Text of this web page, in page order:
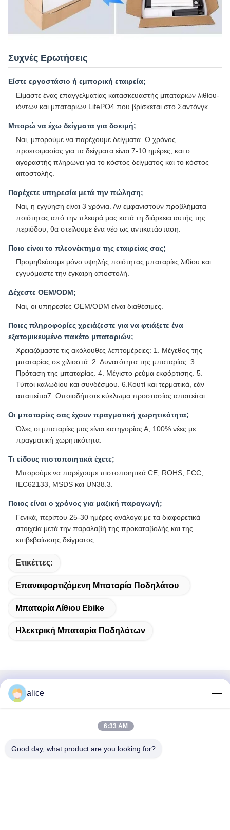
Συχνές Ερωτήσεις
Είστε εργοστάσιο ή εμπορική εταιρεία;
Είμαστε ένας επαγγελματίας κατασκευαστής μπαταριών λιθίου-
ιόντων και μπαταριών LifePO4 που βρίσκεται στο Σαντόνγκ.
Μπορώ να έχω δείγματα για δοκιμή;
Ναι, μπορούμε να παρέχουμε δείγματα. Ο χρόνος
προετοιμασίας για τα δείγματα είναι 7-10 ημέρες, και ο
αγοραστής πληρώνει για το κόστος δείγματος και το κόστος
αποστολής.
Παρέχετε υπηρεσία μετά την πώληση;
Ναι, η εγγύηση είναι 3 χρόνια. Αν εμφανιστούν προβλήματα
ποιότητας από την πλευρά μας κατά τη διάρκεια αυτής της
περιόδου, θα στείλουμε ένα νέο ως αντικατάσταση.
Ποιο είναι το πλεονέκτημα της εταιρείας σας;
Προμηθεύουμε μόνο υψηλής ποιότητας μπαταρίες λιθίου και
εγγυόμαστε την έγκαιρη αποστολή.
Δέχεστε OEM/ODM;
Ναι, οι υπηρεσίες OEM/ODM είναι διαθέσιμες.
Ποιες πληροφορίες χρειάζεστε για να φτιάξετε ένα
εξατομικευμένο πακέτο μπαταριών;
Χρειαζόμαστε τις ακόλουθες λεπτομέρειες: 1. Μέγεθος της
μπαταρίας σε χιλιοστά. 2. Δυνατότητα της μπαταρίας. 3.
Πρόταση της μπαταρίας. 4. Μέγιστο ρεύμα εκφόρτισης. 5.
Τύποι καλωδίου και συνδέσμου. 6.Κουτί και τερματικά, εάν
απαιτείται7. Οποιοδήποτε κύκλωμα προστασίας απαιτείται.
Οι μπαταρίες σας έχουν πραγματική χωρητικότητα;
Όλες οι μπαταρίες μας είναι κατηγορίας Α, 100% νέες με
πραγματική χωρητικότητα.
Τι είδους πιστοποιητικά έχετε;
Μπορούμε να παρέχουμε πιστοποιητικά CE, ROHS, FCC,
IEC62133, MSDS και UN38.3.
Ποιος είναι ο χρόνος για μαζική παραγωγή;
Γενικά, περίπου 25-30 ημέρες ανάλογα με τα διαφορετικά
στοιχεία μετά την παραλαβή της προκαταβολής και της
επιβεβαίωσης δείγματος.
Ετικέττες:
Επαναφορτιζόμενη Μπαταρία Ποδηλάτου
Μπαταρία Λίθιου Ebike
Ηλεκτρική Μπαταρία Ποδηλάτων
Γρήγορη επαφή
ζώνη υψηλής τεχνολογίας, πόλη Zaozhuang, Shandong,
alice
6:33 AM
Good day, what product are you looking for?